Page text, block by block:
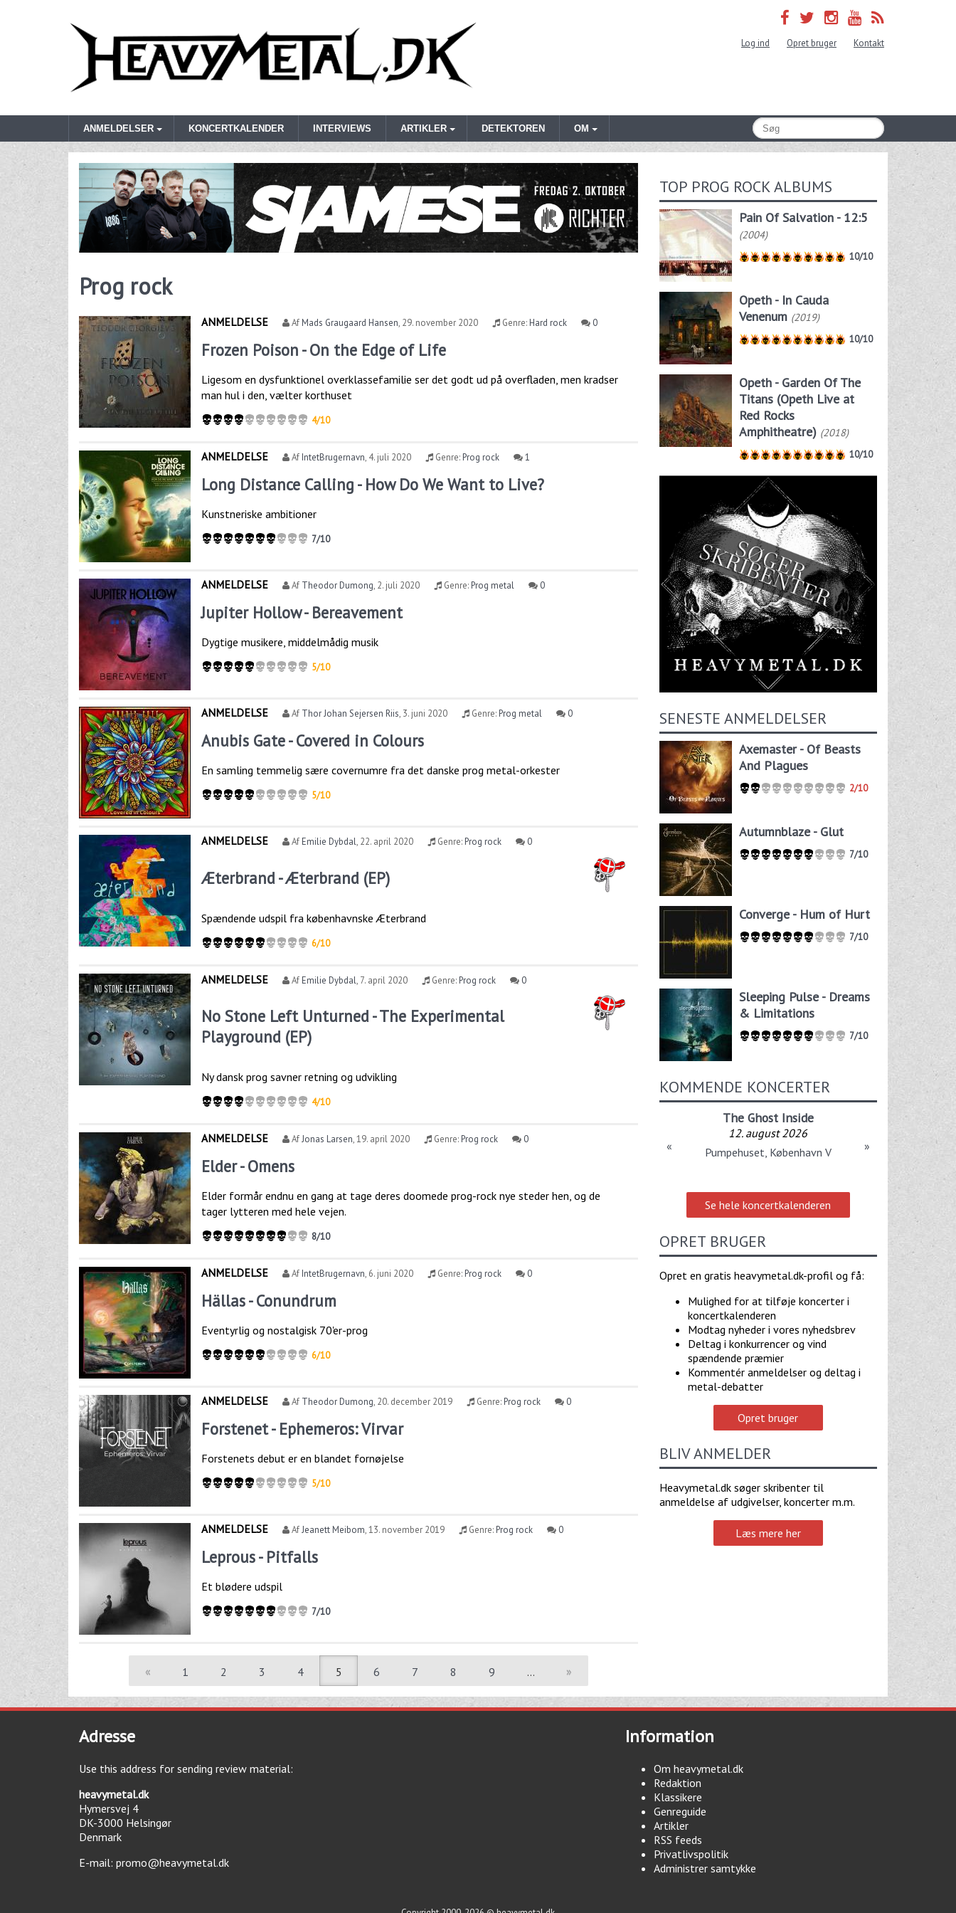
Log ind Opret bruger Kontakt
ANMELDELSER KONCERTKALENDER INTERVIEWS ARTIKLER DETEKTOREN OM
Prog rock
ANMELDELSE AfMads Graugaard Hansen, 29. november 2020 Genre:Hard rock 0
Frozen Poison - On the Edge of Life
Ligesom en dysfunktionel overklassefamilie ser det godt ud på overfladen, men kradser
man hul i den, vælter korthuset
4/10
ANMELDELSE AfIntetBrugernavn, 4. juli 2020 Genre:Prog rock 1
Long Distance Calling - How Do We Want to Live?
Kunstneriske ambitioner
7/10
ANMELDELSE Af Theodor Dumong, 2. juli 2020 Genre:Prog metal 0
Jupiter Hollow - Bereavement
Dygtige musikere, middelmådig musik
5/10
ANMELDELSE Af Thor Johan Sejersen Riis, 3. juni 2020 Genre:Prog metal 0
Anubis Gate - Covered in Colours
En samling temmelig sære covernumre fra det danske prog metal-orkester
5/10
ANMELDELSE AfEmilie Dybdal, 22. april 2020 Genre:Prog rock 0
Æterbrand - Æterbrand (EP)
Spændende udspil fra københavnske Æterbrand
6/10
ANMELDELSE AfEmilie Dybdal, 7. april 2020 Genre:Prog rock 0
No Stone Left Unturned - The Experimental
Playground (EP)
Ny dansk prog savner retning og udvikling
4/10
ANMELDELSE AfJonas Larsen,19. april 2020 Genre:Prog rock 0
Elder - Omens
Elder formår endnu en gang at tage deres doomede prog-rock nye steder hen, og de
tager lytteren med hele vejen.
8/10
ANMELDELSE AfIntetBrugernavn, 6. juni 2020 Genre:Prog rock 0
Hällas - Conundrum
Eventyrlig og nostalgisk 70'er-prog
6/10
ANMELDELSE Af Theodor Dumong, 20. december 2019 Genre:Prog rock 0
Forstenet - Ephemeros: Virvar
Forstenets debut er en blandet fornøjelse
5/10
ANMELDELSE AfJeanett Meibom,13. november 2019 Genre:Prog rock 0
Leprous - Pitfalls
Et blødere udspil
7/10
« 1 2 3 4 5 6 7 8 9 … »
TOP PROG ROCK ALBUMS
Pain Of Salvation - 12:5
(2004)
10/10
Opeth - In Cauda
Venenum (2019)
10/10
Opeth - Garden Of The
Titans (Opeth Live at
Red Rocks
Amphitheatre) (2018)
10/10
SENESTE ANMELDELSER
Axemaster - Of Beasts
And Plagues
2/10
Autumnblaze - Glut
7/10
Converge - Hum of Hurt
7/10
Sleeping Pulse - Dreams
& Limitations
7/10
KOMMENDE KONCERTER
The Ghost Inside
12. august 2026
Pumpehuset, København V
« »
Se hele koncertkalenderen
OPRET BRUGER
Opret en gratis heavymetal.dk-profil og få:
Mulighed for at tilføje koncerter i
koncertkalenderen
Modtag nyheder i vores nyhedsbrev
Deltag i konkurrencer og vind
spændende præmier
Kommentér anmeldelser og deltag i
metal-debatter
Opret bruger
BLIV ANMELDER
Heavymetal.dk søger skribenter til
anmeldelse af udgivelser, koncerter m.m.
Læs mere her
Adresse
Use this address for sending review material:
heavymetal.dk
Hymersvej 4
DK-3000 Helsingør
Denmark
E-mail: promo@heavymetal.dk
Information
Om heavymetal.dk
Redaktion
Klassikere
Genreguide
Artikler
RSS feeds
Privatlivspolitik
Administrer samtykke